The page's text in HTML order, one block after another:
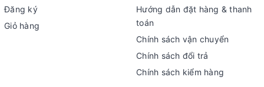
Đăng ký
Giỏ hàng
Hướng dẫn đặt hàng & thanh
toán
Chính sách vận chuyển
Chính sách đổi trả
Chính sách kiểm hàng